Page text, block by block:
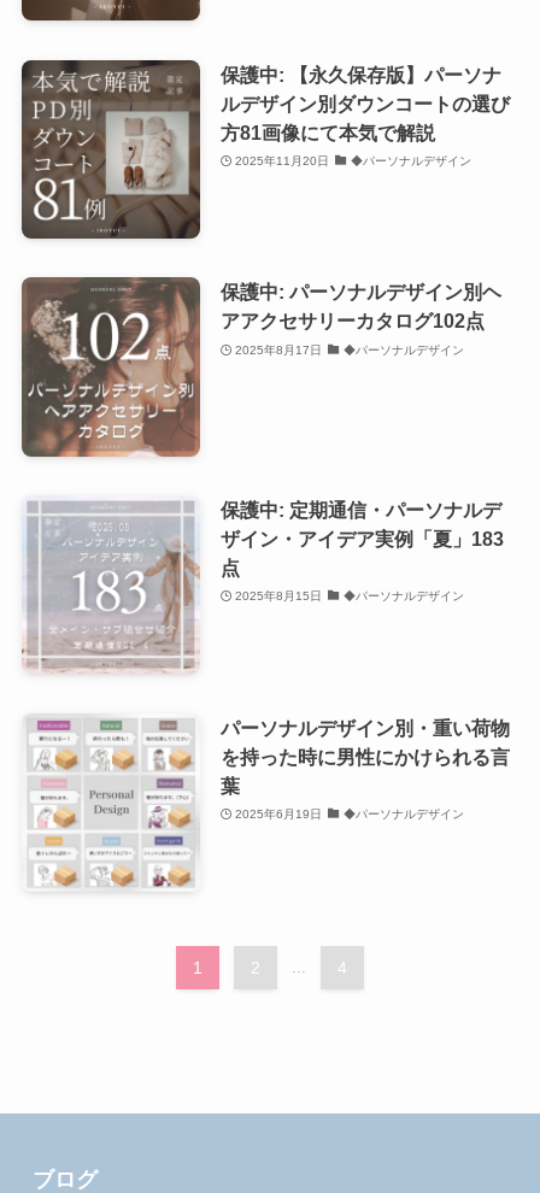
保護中: 【永久保存版】パーソナ
ルデザイン別ダウンコートの選び
方81画像にて本気で解説
2025年11月20日 ◆パーソナルデザイン
保護中: パーソナルデザイン別ヘ
アアクセサリーカタログ102点
2025年8月17日 ◆パーソナルデザイン
保護中: 定期通信・パーソナルデ
ザイン・アイデア実例「夏」183
点
2025年8月15日 ◆パーソナルデザイン
パーソナルデザイン別・重い荷物
を持った時に男性にかけられる言
葉
2025年6月19日 ◆パーソナルデザイン
1 2 4
ブログ